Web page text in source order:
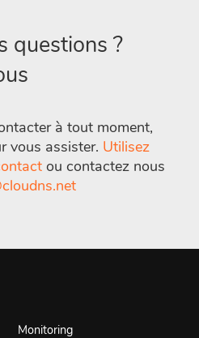
questions ?
à tout moment,
vous assister. Utilisez
ou contactez nous
Monitoring